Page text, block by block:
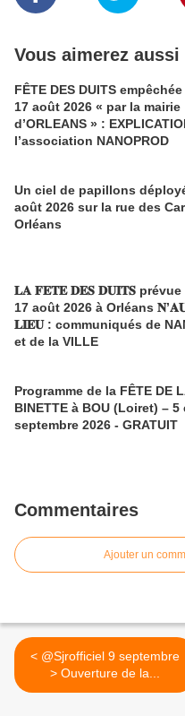
Vous aimerez aussi
FÊTE DES DUITS
17 août 2026 « par la mairie
d’ORLEANS » : EXPLICATIONS de
l’association NANOPROD
Un ciel de papillons
août 2026 sur la rue des
Orléans
𝐋𝐀 𝐅𝐄𝐓𝐄 𝐃𝐄𝐒 𝐃𝐔𝐈𝐓𝐒 prévue
17 août 2026 à Orléans
𝐋𝐈𝐄𝐔 : communiqués de
et de la VILLE
Programme de la FÊTE DE LA
BINETTE à BOU (Loiret) – 5 et 6
septembre 2026 - GRATUIT
Commentaires
Ajouter un
< @Sjrofficiel 9 septembre
> Ouverture de la...